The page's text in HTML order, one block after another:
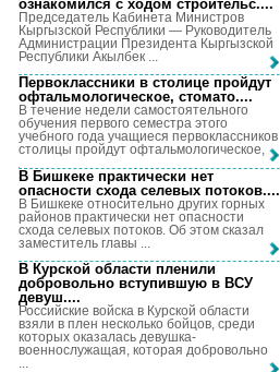
ознакомился с ходом строительс....
Председатель Кабинета Министров
Кыргызской Республики — Руководитель
Администрации Президента Кыргызской
Республики Акылбек ...
Первоклассники в столице пройдут
офтальмологическое, стомато....
В течение недели самостоятельного
обучения первого семестра этого
учебного года учащиеся первоклассников
столицы пройдут офтальмологическое, ...
В Бишкеке практически нет
опасности схода селевых потоков....
В Бишкеке относительно других горных
районов практически нет опасности
схода селевых потоков. Об этом сказал
заместитель главы ...
В Курской области пленили
добровольно вступившую в ВСУ
девуш....
Российские войска в Курской области
взяли в плен несколько бойцов, среди
которых оказалась девушка-
военнослужащая, которая добровольно
...